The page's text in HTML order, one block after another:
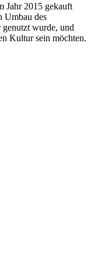
Jahr 2015 gekauft
Umbau des
genutzt wurde, und
Kultur sein möchten.